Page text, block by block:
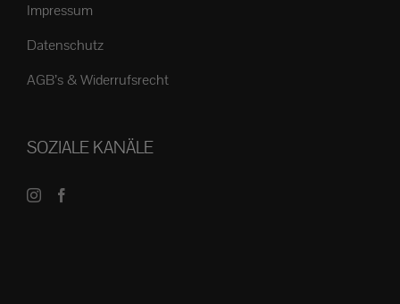
Impressum
Datenschutz
AGB’s & Widerrufsrecht
SOZIALE KANÄLE